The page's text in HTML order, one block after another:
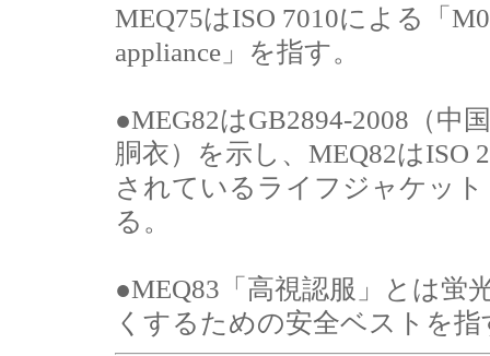
MEQ75はISO 7010による「
appliance」を指す。
●MEG82はGB2894-2008（
胴衣）を示し、MEQ82はISO
されているライフジャケット
る。
●MEQ83「高視認服」とは蛍
くするための安全ベストを指